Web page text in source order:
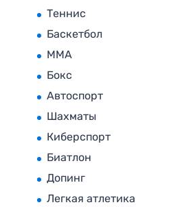
Теннис
Баскетбол
MMA
Бокс
Автоспорт
Шахматы
Киберспорт
Биатлон
Допинг
Легкая атлетика